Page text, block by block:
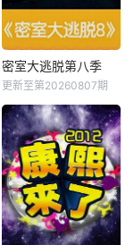
密室大逃脱第八季
更新至第20260807期